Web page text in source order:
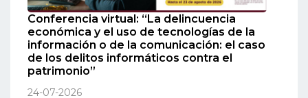
Conferencia virtual: “La delincuencia
económica y el uso de tecnologías de la
información o de la comunicación: el caso
de los delitos informáticos contra el
patrimonio”
24-07-2026